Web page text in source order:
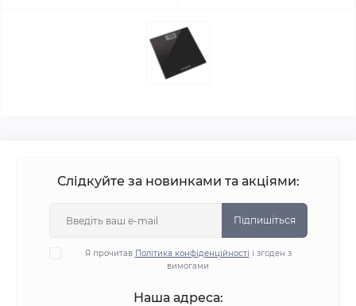
Слідкуйте за новинками та акціями:
Підпишіться
Я прочитав Політика конфіденційності і згоден з
вимогами
Наша адреса: